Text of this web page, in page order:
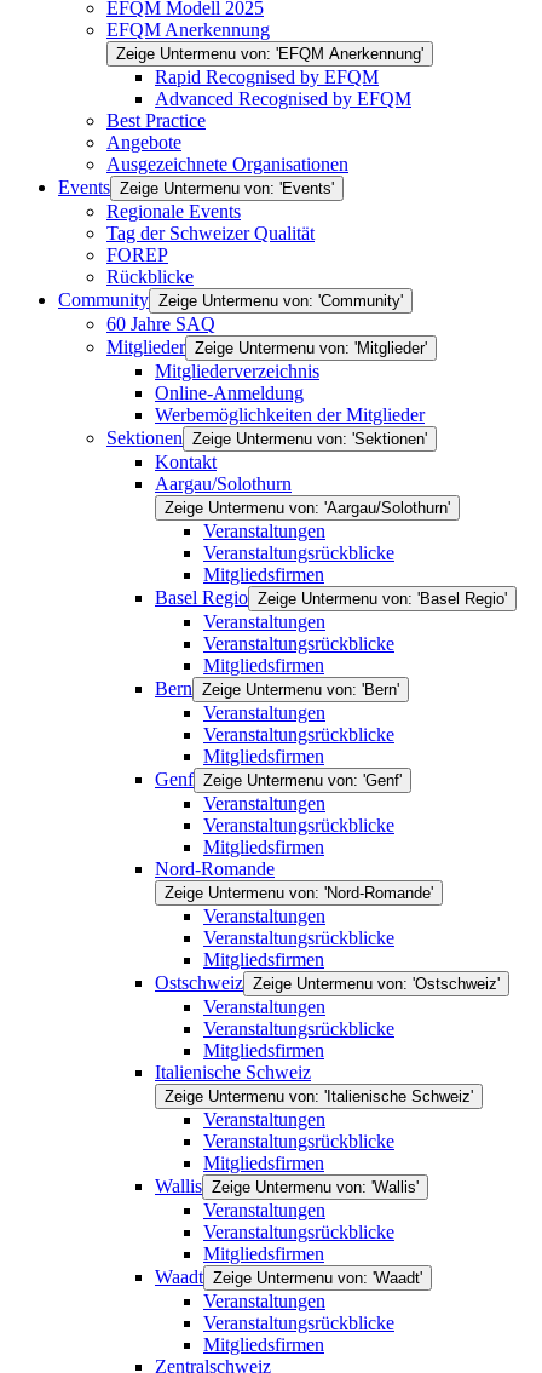
EFQM Modell 2025
EFQM Anerkennung
Zeige Untermenu von: 'EFQM Anerkennung'
Rapid Recognised by EFQM
Advanced Recognised by EFQM
Best Practice
Angebote
Ausgezeichnete Organisationen
Events Zeige Untermenu von: 'Events'
Regionale Events
Tag der Schweizer Qualität
FOREP
Rückblicke
Community Zeige Untermenu von: 'Community'
60 Jahre SAQ
Mitglieder Zeige Untermenu von: 'Mitglieder'
Mitgliederverzeichnis
Online-Anmeldung
Werbemöglichkeiten der Mitglieder
Sektionen Zeige Untermenu von: 'Sektionen'
Kontakt
Aargau/Solothurn
Zeige Untermenu von: 'Aargau/Solothurn'
Veranstaltungen
Veranstaltungsrückblicke
Mitgliedsfirmen
Basel Regio Zeige Untermenu von: 'Basel Regio'
Veranstaltungen
Veranstaltungsrückblicke
Mitgliedsfirmen
Bern Zeige Untermenu von: 'Bern'
Veranstaltungen
Veranstaltungsrückblicke
Mitgliedsfirmen
Genf Zeige Untermenu von: 'Genf'
Veranstaltungen
Veranstaltungsrückblicke
Mitgliedsfirmen
Nord-Romande
Zeige Untermenu von: 'Nord-Romande'
Veranstaltungen
Veranstaltungsrückblicke
Mitgliedsfirmen
Ostschweiz Zeige Untermenu von: 'Ostschweiz'
Veranstaltungen
Veranstaltungsrückblicke
Mitgliedsfirmen
Italienische Schweiz
Zeige Untermenu von: 'Italienische Schweiz'
Veranstaltungen
Veranstaltungsrückblicke
Mitgliedsfirmen
Wallis Zeige Untermenu von: 'Wallis'
Veranstaltungen
Veranstaltungsrückblicke
Mitgliedsfirmen
Waadt Zeige Untermenu von: 'Waadt'
Veranstaltungen
Veranstaltungsrückblicke
Mitgliedsfirmen
Zentralschweiz